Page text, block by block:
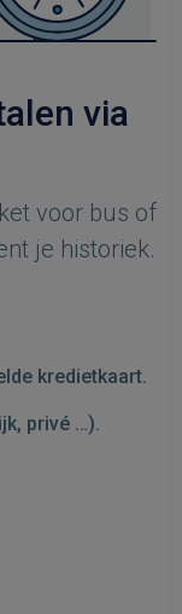
via
voor bus of
je historiek.
kredietkaart.
privé …).